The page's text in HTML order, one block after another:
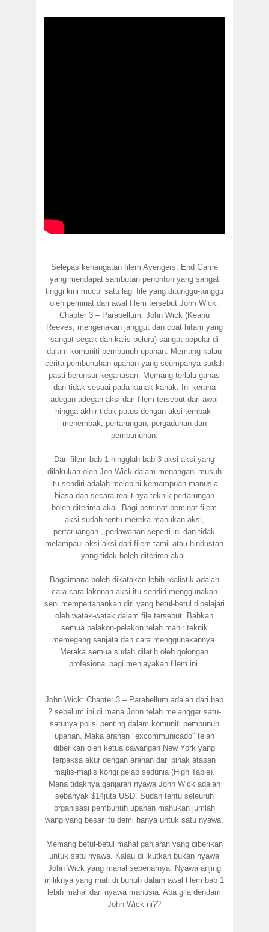
Selepas kehangatan filem Avengers: End Game
yang mendapat sambutan penonton yang sangat
tinggi kini mucul satu lagi file yang ditunggu-tunggu
oleh peminat dari awal filem tersebut John Wick:
Chapter 3 – Parabellum. John Wick (Keanu
Reeves, mengenakan janggut dan coat hitam yang
sangat segak dan kalis peluru) sangat popular di
dalam komuniti pembunuh upahan. Memang kalau
cerita pembunuhan upahan yang seumpanya sudah
pasti berunsur keganasan. Memang terlalu ganas
dan tidak sesuai pada kanak-kanak. Ini kerana
adegan-adegan aksi dari filem tersebut dari awal
hingga akhir tidak putus dengan aksi tembak-
menembak, pertarungan, pergaduhan dan
pembunuhan.
Dari filem bab 1 hingglah bab 3 aksi-aksi yang
dilakukan oleh Jon Wick dalam menangani musuh
itu sendiri adalah melebihi kemampuan manusia
biasa dan secara realitinya teknik pertarungan
boleh diterima akal. Bagi peminat-peminat filem
aksi sudah tentu mereka mahukan aksi,
pertaruangan , perlawanan seperti ini dan tidak
melampaui aksi-aksi dari filem tamil atau hindustan
yang tidak boleh diterima akal.
Bagaimana boleh dikatakan lebih realistik adalah
cara-cara lakonan aksi itu sendiri menggunakan
seni mempertahankan diri yang betul-betul dipelajari
oleh watak-watak dalam file tersebut. Bahkan
semua pelakon-pelakon telah mahir teknik
memegang senjata dan cara menggunakannya.
Meraka semua sudah dilatih oleh golongan
profesional bagi menjayakan filem ini.
John Wick: Chapter 3 – Parabellum adalah dari bab
2 sebelum ini di mana John telah melanggar satu-
satunya polisi penting dalam komuniti pembunuh
upahan. Maka arahan "excommunicado" telah
diberikan oleh ketua cawangan New York yang
terpaksa akur dengan arahan dari pihak atasan
majlis-majlis kongi gelap sedunia (High Table).
Mana tidaknya ganjaran nyawa John Wick adalah
sebanyak $14juta USD. Sudah tentu seleuruh
organisasi pembunuh upahan mahukan jumlah
wang yang besar itu demi hanya untuk satu nyawa.
Memang betul-betul mahal ganjaran yang diberikan
untuk satu nyawa. Kalau di ikutkan bukan nyawa
John Wick yang mahal sebenarnya. Nyawa anjing
miliknya yang mati di bunuh dalam awal filem bab 1
lebih mahal dari nyawa manusia. Apa gila dendam
John Wick ni??